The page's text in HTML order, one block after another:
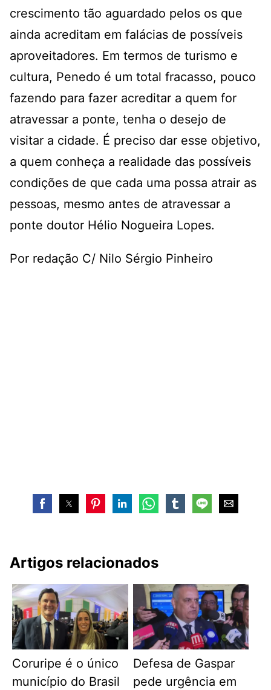
crescimento tão aguardado pelos os que
ainda acreditam em falácias de possíveis
aproveitadores. Em termos de turismo e
cultura, Penedo é um total fracasso, pouco
fazendo para fazer acreditar a quem for
atravessar a ponte, tenha o desejo de
visitar a cidade. É preciso dar esse objetivo,
a quem conheça a realidade das possíveis
condições de que cada uma possa atrair as
pessoas, mesmo antes de atravessar a
ponte doutor Hélio Nogueira Lopes.
Por redação C/ Nilo Sérgio Pinheiro
Artigos relacionados
Coruripe é o único
município do Brasil
Defesa de Gaspar
pede urgência em